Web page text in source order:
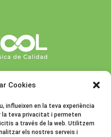
Cookies
influeixen en la teva experiència
la teva privacitat i permeten
a través de la web. Utilitzem
els nostres serveis i